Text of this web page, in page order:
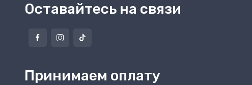
Оставайтесь на связи
Принимаем оплату